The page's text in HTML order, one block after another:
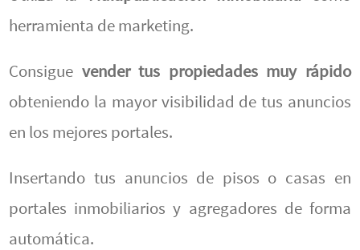
herramienta de marketing.
Consigue vender tus propiedades muy rápido
obteniendo la mayor visibilidad de tus anuncios
en los mejores portales.
Insertando tus anuncios de pisos o casas en
portales inmobiliarios y agregadores de forma
automática.